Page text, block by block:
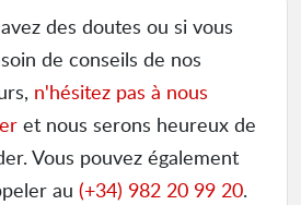
des doutes ou si vous
de conseils de nos
n'hésitez pas à nous
et nous serons heureux de
Vous pouvez également
au (+34) 982 20 99 20.